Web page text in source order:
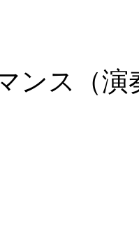
ンス（演